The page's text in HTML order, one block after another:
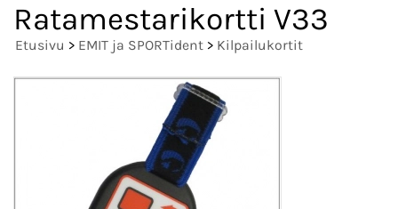
Ratamestarikortti V33
Etusivu > EMIT ja SPORTident > Kilpailukortit